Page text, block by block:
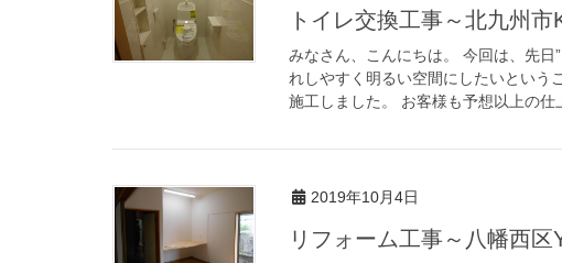
トイレ交換工事～北九州市
みなさん、こんにちは。 今回は、先日
れしやすく明るい空間にしたいという
施工しました。 お客様も予想以上の
2019年10月4日
リフォーム工事～八幡西区